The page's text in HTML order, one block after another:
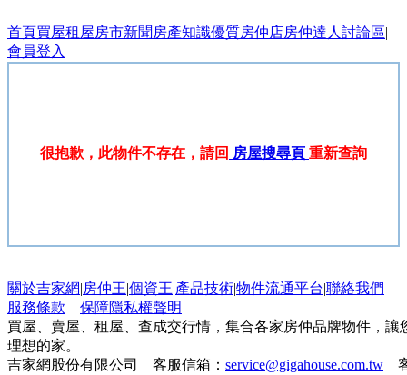
首頁買屋租屋房市新聞 房產知識優質房仲店房仲達人 討論區|
會員登入
很抱歉，此物件不存在，請回 房屋搜尋頁 重新查詢
關於吉家網|房仲王|個資王|產品技術|物件流通平台|聯絡我們
服務條款
保障隱私權聲明
買屋、賣屋、租屋、查成交行情，集合各家房仲品牌物件，
理想的家。
吉家網股份有限公司 客服信箱： service@gigahouse.com.tw